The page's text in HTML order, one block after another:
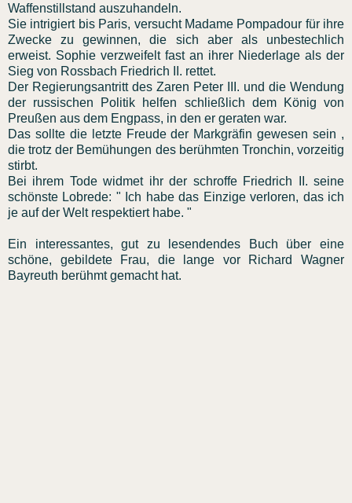
Waffenstillstand auszuhandeln.
Sie intrigiert bis Paris, versucht Madame Pompadour für ihre
Zwecke zu gewinnen, die sich aber als unbestechlich
erweist. Sophie verzweifelt fast an ihrer Niederlage als der
Sieg von Rossbach Friedrich II. rettet.
Der Regierungsantritt des Zaren Peter III. und die Wendung
der russischen Politik helfen schließlich dem König von
Preußen aus dem Engpass, in den er geraten war.
Das sollte die letzte Freude der Markgräfin gewesen sein ,
die trotz der Bemühungen des berühmten Tronchin, vorzeitig
stirbt.
Bei ihrem Tode widmet ihr der schroffe Friedrich II. seine
schönste Lobrede: " Ich habe das Einzige verloren, das ich
je auf der Welt respektiert habe. "
Ein interessantes, gut zu lesendendes Buch über eine
schöne, gebildete Frau, die lange vor Richard Wagner
Bayreuth berühmt gemacht hat.